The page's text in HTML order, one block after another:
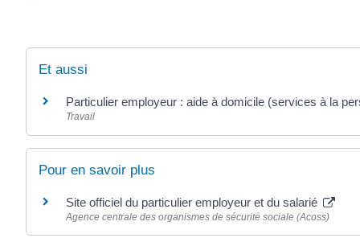
Et aussi
Particulier employeur : aide à domicile (services à la
Travail
Pour en savoir plus
Site officiel du particulier employeur et du salarié
Agence centrale des organismes de sécurité sociale (Acoss)